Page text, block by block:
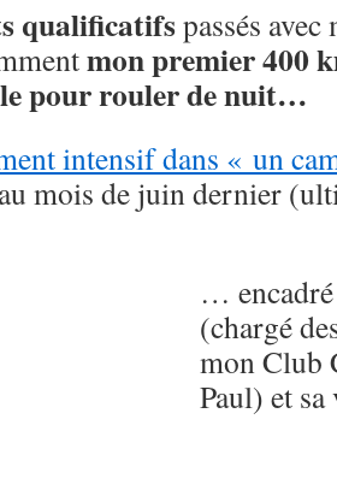
qualificatifspassés
mon premier 400
pour rouler de nuit…
intensif dans « un
mois de juin dernier
…
(chargé
mon Club
Paul) et